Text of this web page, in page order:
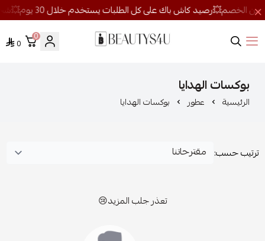
روائح الجمال
0
0
بوكسات الهدايا
الرئيسية عطور بوكسات الهدايا
ترتيب حسب:
تعذر جلب المزيد😢